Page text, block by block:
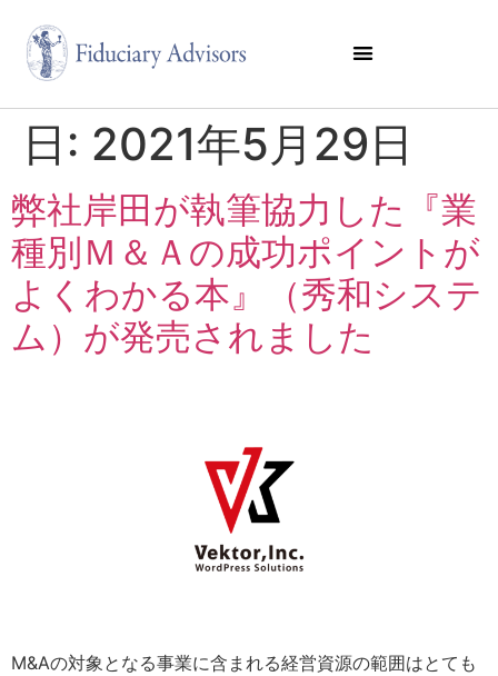
日: 2021年5月29日
弊社岸田が執筆協力した『業
種別Ｍ＆Ａの成功ポイントが
よくわかる本』（秀和システ
ム）が発売されました
M&Aの対象となる事業に含まれる経営資源の範囲はとても